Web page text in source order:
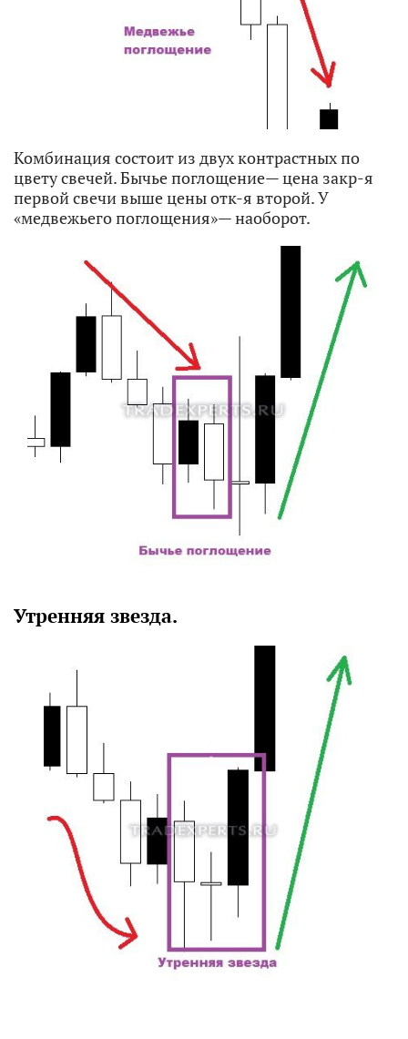
Комбинация состоит из двух контрастных по
цвету свечей. Бычье поглощение— цена закр-я
первой свечи выше цены отк-я второй. У
«медвежьего поглощения»— наоборот.
Утренняя звезда.